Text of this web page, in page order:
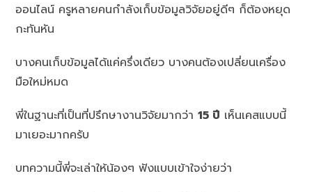
ออนไลน์ ครูหลายคนกำลังเก็บข้อมูลวิจัยอยู่ดีๆ ก็ต้องหยุด
กะทันหัน
บางคนเก็บข้อมูลได้แค่ครึ่งเดียว บางคนต้องเปลี่ยนเครื่อง
มือใหม่หมด
พี่ในฐานะที่เป็นที่ปรึกษางานวิจัยมากว่า15 ปี เห็นเคสแบบนี้
มาเยอะมากครับ
บทความนี้พี่จะเล่าให้น้องๆ ฟังแบบเข้าใจง่ายว่า